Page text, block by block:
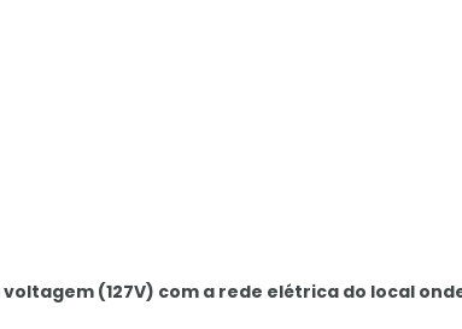
(127V) com a rede elétrica do local